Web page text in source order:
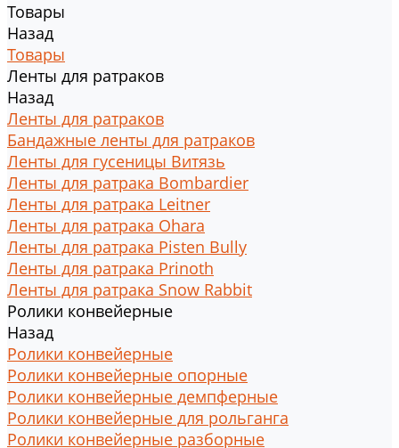
Товары
Назад
Товары
Ленты для ратраков
Назад
Ленты для ратраков
Бандажные ленты для ратраков
Ленты для гусеницы Витязь
Ленты для ратрака Bombardier
Ленты для ратрака Leitner
Ленты для ратрака Ohara
Ленты для ратрака Pisten Bully
Ленты для ратрака Prinoth
Ленты для ратрака Snow Rabbit
Ролики конвейерные
Назад
Ролики конвейерные
Ролики конвейерные опорные
Ролики конвейерные демпферные
Ролики конвейерные для рольганга
Ролики конвейерные разборные